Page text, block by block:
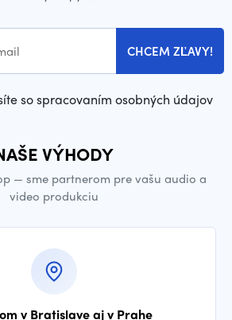
CHCEM ZĽAVY!
so spracovaním osobných údajov
VÝHODY
— sme partnerom pre vašu audio a
video produkciu
v Bratislave aj v Prahe